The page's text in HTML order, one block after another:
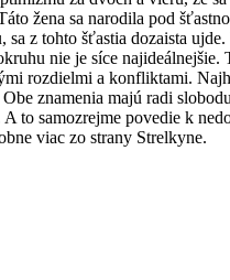
žena sa narodila pod
z tohto šťastia dozaista ujde.
nie je síce najideálnejšie.
rozdielmi a konfliktami.
znamenia majú radi
to samozrejme povedie k
viac zo strany Strelkyne.